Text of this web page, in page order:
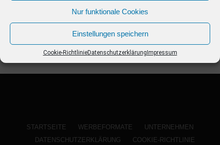
Nur funktionale Cookies
Einstellungen speichern
Cookie-RichtlinieDatenschutzerklärung Impressum
STARTSEITE WERBEFORMATE
UNTERNEHMEN
DATENSCHUTZERKLÄRUNG
COOKIE-RICHTLINIE